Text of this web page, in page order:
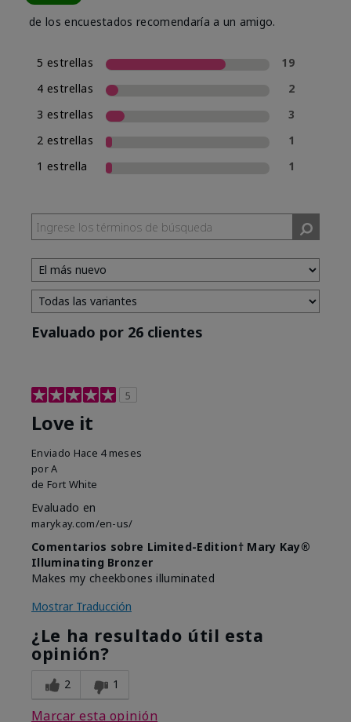
de los encuestados recomendaría a un amigo.
5 estrellas
19
4 estrellas
2
3 estrellas
3
2 estrellas
1
1 estrella
1
Evaluado por 26 clientes
5
Love it
Enviado Hace 4 meses
porA
de Fort White
Evaluado en
marykay.com/en-us/
Comentarios sobre Limited-Edition† Mary Kay®
Illuminating Bronzer
Makes my cheekbones illuminated
Mostrar Traducción
¿Le ha resultado útil esta
opinión?
2 1
Marcar esta opinión